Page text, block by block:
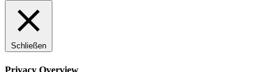
Schließen
Privacy Overview